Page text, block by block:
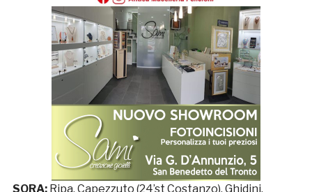
SORA:Ripa, Capezzuto (24’st Costanzo), Ghidini,